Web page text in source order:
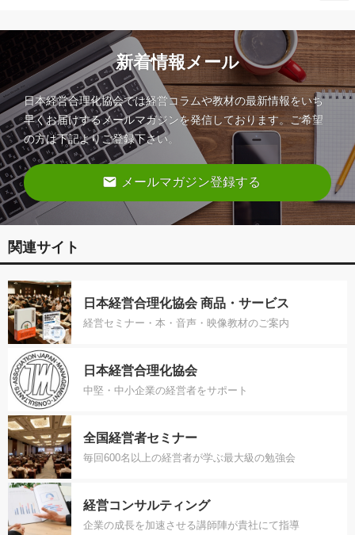
新着情報メール
日本経営合理化協会では経営コラムや教材の最新情報をいち
早くお届けするメールマガジンを発信しております。ご希望
の方は下記よりご登録下さい。
email メールマガジン登録する
関連サイト
日本経営合理化協会 商品・サービス
経営セミナー・本・音声・映像教材のご案内
日本経営合理化協会
中堅・中小企業の経営者をサポート
全国経営者セミナー
毎回600名以上の経営者が学ぶ最大級の勉強会
経営コンサルティング
企業の成長を加速させる講師陣が貴社にて指導